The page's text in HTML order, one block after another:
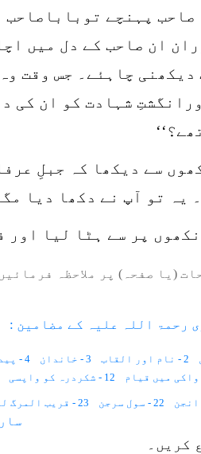
پہنچے
ان صاحب کے دل میں
چاہئے۔ جس وقت
شہادت کو ان کی
سے دیکھا کہ جبلِ
یہ تو آپ نے دکھا دیا
پر سے ہٹا لیا اور
(یا صفحہ) پر ملاحظہ
رحمۃ اللہ علیہ کے مضامین :
2 - نام اور القاب 3 - خاندان 4 - پیدائش
12 - شکردرہ کو واپسی
22 - سول سرجن 23 - قریب المرگ لڑکی
32 - مشک کی خوشبو
کریں۔